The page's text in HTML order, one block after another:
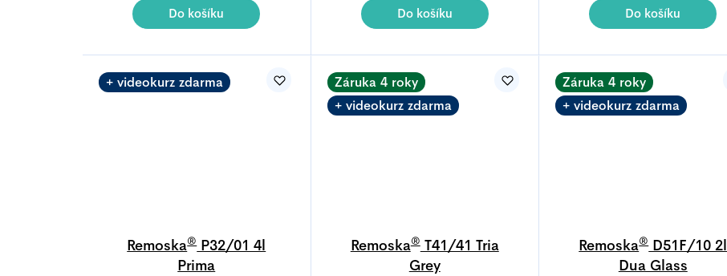
5,0
z
hvězdiček.
Do košíku
4,9
z
Do košíku
5,0
z
Do košíku
+ videokurz zdarma
Remoska®P32/01 4l
Prima
Záruka 4 roky
+ videokurz zdarma
Remoska®T41/41 Tria
Grey
Záruka 4 roky
+ videokurz zdarma
Remoska®D51F/10 2l
Dua Glass